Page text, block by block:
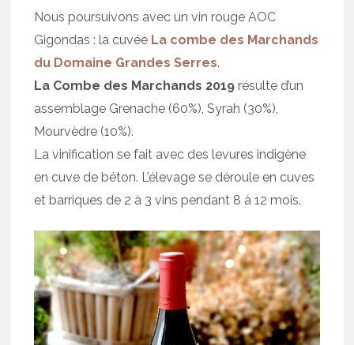
Nous poursuivons avec un vin rouge AOC
Gigondas : la cuvée La combe des Marchands
du Domaine Grandes Serres.
La Combe des Marchands 2019 résulte d’un
assemblage Grenache (60%), Syrah (30%),
Mourvèdre (10%).
La vinification se fait avec des levures indigène
en cuve de béton. L’élevage se déroule en cuves
et barriques de 2 à 3 vins pendant 8 à 12 mois.